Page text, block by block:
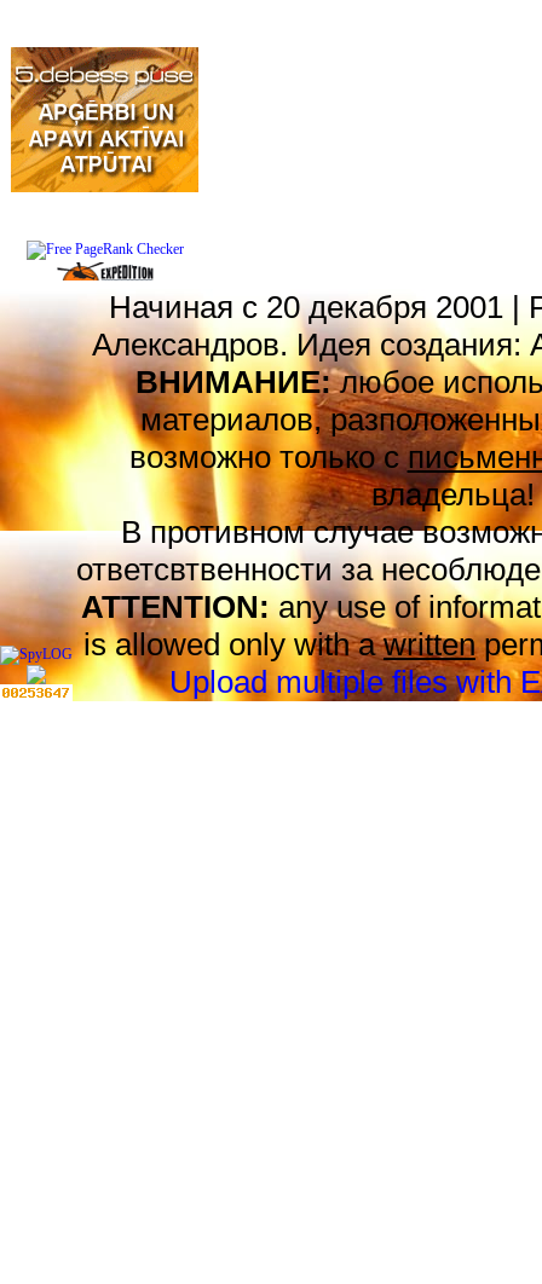
Начиная с 20 декабря 2001 |
Александров. Идея создания:
ВНИМАНИЕ:любое
материалов,
возможно только с
владельца!
В противном случае
ответсвтвенности за
ATTENTION:any use of
is allowed only with awritten
Upload multiple files with